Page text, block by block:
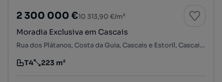
2 300 000 €10 313,90 €/m²
Moradia Exclusiva em Cascais
Rua dos Plátanos, Costa da Guia, Cascais e Estoril, Cascais, Lisboa
Tipologia
T4
Preço por metro quadrado
223 m²